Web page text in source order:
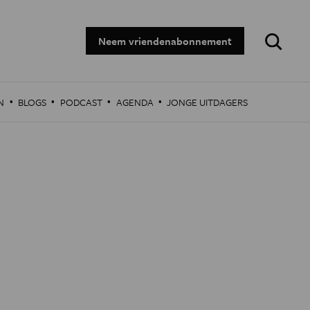
Neem vriendenabonnement
Zoeken:
· BLOGS · PODCAST · AGENDA · JONGE UITDAGERS